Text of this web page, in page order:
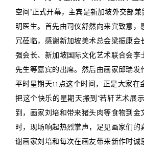
空间”正式开幕，主宾是新加坡外交部
明医生。首先由司仪舒然向来宾致意，
冗莅临，感谢新加坡美术总会梁振康会
强会长、新加坡国际文化艺术联合会李
先生等嘉宾的出席。然后由画家邱瑞发
平时星期天11点这个时间，正是大家在
把这个快乐的星期天搬到“若轩艺术展
到，画家刘培和带来猪头肉等食物到金
时，现场响起热烈掌声，足见画家们的
谢画家刘培和每次在画友带来新作时诚